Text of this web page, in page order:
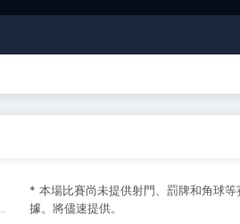
* 本場比賽尚未提供射門、罰牌和角球等
據。將儘速提供。